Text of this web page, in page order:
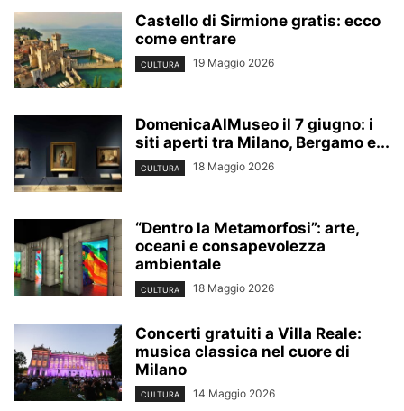
Castello di Sirmione gratis: ecco
come entrare
CULTURA 19 Maggio 2026
DomenicaAlMuseo il 7 giugno: i
siti aperti tra Milano, Bergamo e...
CULTURA 18 Maggio 2026
“Dentro la Metamorfosi”: arte,
oceani e consapevolezza
ambientale
CULTURA 18 Maggio 2026
Concerti gratuiti a Villa Reale:
musica classica nel cuore di
Milano
CULTURA 14 Maggio 2026